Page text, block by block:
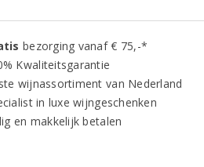
bezorging vanaf € 75,-*
Kwaliteitsgarantie
wijnassortiment van Nederland
in luxe wijngeschenken
en makkelijk betalen